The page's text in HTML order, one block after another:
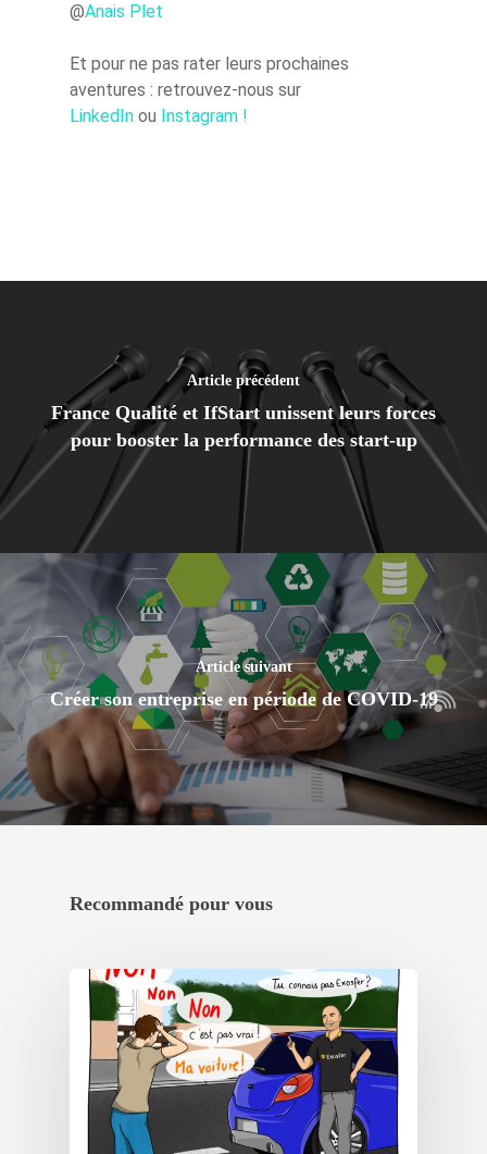
@Anais Plet
Et pour ne pas rater leurs prochaines
aventures : retrouvez-nous sur
LinkedIn ou Instagram !
Article précédent
France Qualité et IfStart unissent leurs forces
pour booster la performance des start-up
Article suivant
Créer son entreprise en période de COVID-19
Recommandé pour vous
Créez votre
accélérateur